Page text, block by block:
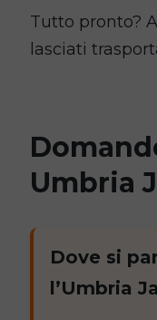
Tutto pronto?
lasciati
Umbria
Dove si
l’Umbria